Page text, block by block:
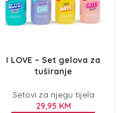
I LOVE – Set gelova za
tuširanje
Setovi za njegu tijela
29,95 KM